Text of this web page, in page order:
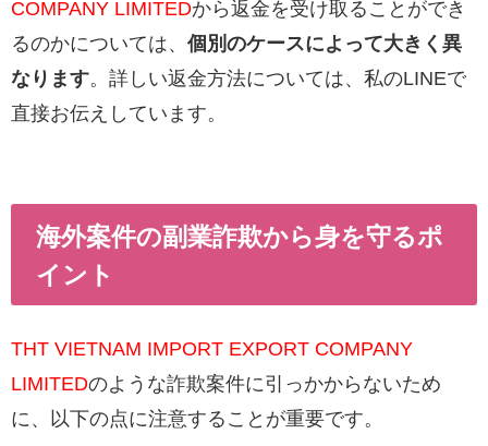
COMPANY LIMITEDから返金を受け取ることができ
るのかについては、 個別のケースによって大きく異
なります 。詳しい返金方法については、私のLINEで
直接お伝えしています。
海外案件の副業詐欺から身を守るポ
イント
THT VIETNAM IMPORT EXPORT COMPANY
LIMITEDのような詐欺案件に引っかからないため
に、以下の点に注意することが重要です。